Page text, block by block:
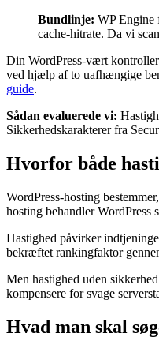
Bundlinje: WP Engine
cache-hitrate. Da vi
Din WordPress-vært
ved hjælp af to uafhængige
guide.
Sådan evaluerede vi:
Sikkerhedskarakterer fra
Hvorfor både
WordPress-hosting
hosting behandler
Hastighed påvirker
bekræftet rankingfaktor
Men hastighed uden
kompensere for svage
Hvad man skal